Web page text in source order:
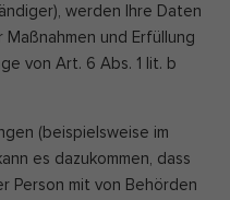
werden Ihre Daten
und Erfüllung
von Art. 6 Abs. 1 lit. b
(beispielsweise im
es dazukommen, dass
Person mit von Behörden